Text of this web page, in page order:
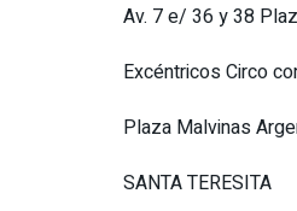
Av. 7 e/ 36 y 38
Excéntricos Circo
Plaza Malvinas
SANTA TERESITA